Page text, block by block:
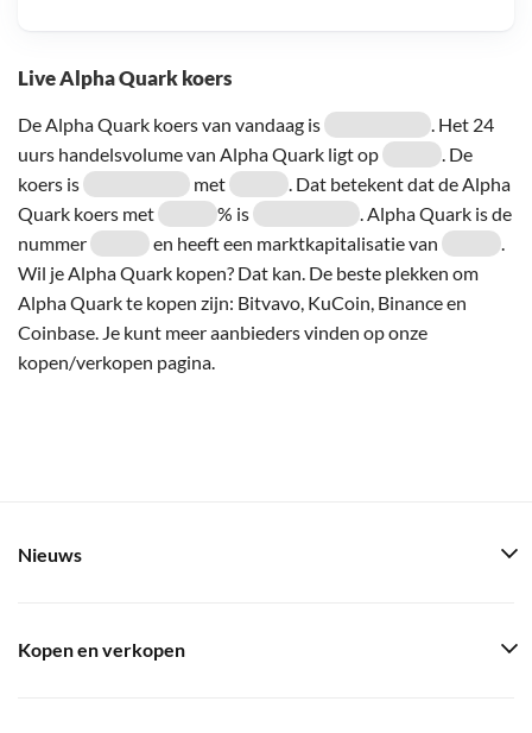
Live Alpha Quark koers
De Alpha Quark koers van vandaag is
. Het 24
uurs handelsvolume van Alpha Quark ligt op
. De
koers is
met
. Dat betekent dat de Alpha
Quark koers met
% is
. Alpha Quark is de
nummer
en heeft een marktkapitalisatie van
.
Wil je Alpha Quark kopen? Dat kan. De beste plekken om
Alpha Quark te kopen zijn: Bitvavo, KuCoin, Binance en
Coinbase. Je kunt meer aanbieders vinden op onze
kopen/verkopen pagina.
Nieuws
Kopen en verkopen